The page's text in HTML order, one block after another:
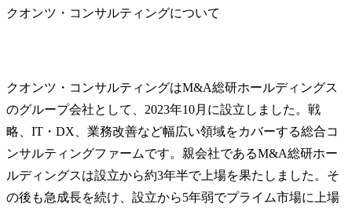
クオンツ・コンサルティングについて
クオンツ・コンサルティングはM&A総研ホールディングス
のグループ会社として、2023年10月に設立しました。戦
略、IT・DX、業務改善など幅広い領域をカバーする総合コ
ンサルティングファームです。親会社であるM&A総研ホー
ルディングスは設立から約3年半で上場を果たしました。そ
の後も急成長を続け、設立から5年弱でプライム市場に上場